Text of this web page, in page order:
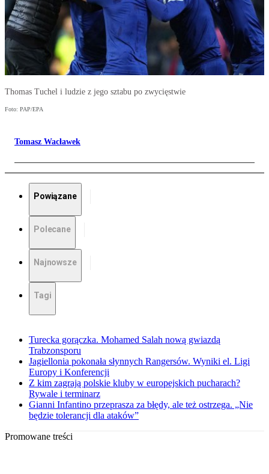
Thomas Tuchel i ludzie z jego sztabu po zwycięstwie
Foto: PAP/EPA
Tomasz Wacławek
Powiązane
Polecane
Najnowsze
Tagi
Turecka gorączka. Mohamed Salah nową gwiazdą
Trabzonsporu
Jagiellonia pokonała słynnych Rangersów. Wyniki el. Ligi
Europy i Konferencji
Z kim zagrają polskie kluby w europejskich pucharach?
Rywale i terminarz
Gianni Infantino przeprasza za błędy, ale też ostrzega. „Nie
będzie tolerancji dla ataków”
Promowane treści